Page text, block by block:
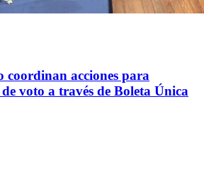
coordinan acciones para
voto a través de Boleta Única